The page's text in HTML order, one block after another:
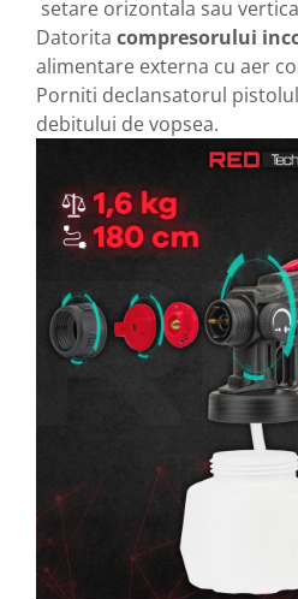
setare orizontala sau
Datorita compresorului
alimentare externa cu aer
Porniti declansatorul
debitului de vopsea.